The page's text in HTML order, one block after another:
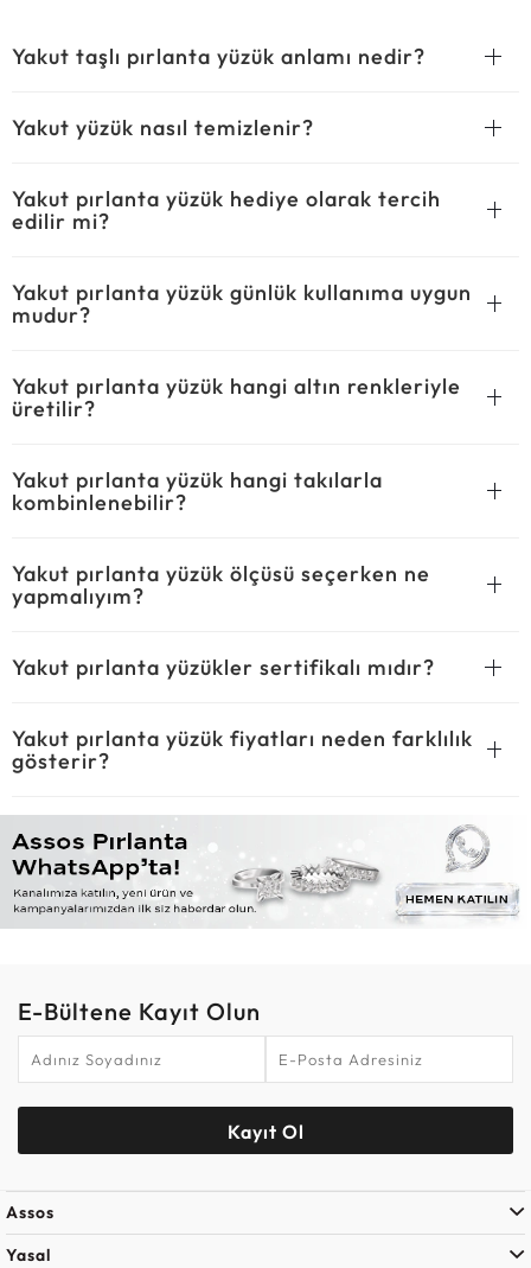
Yakut taşlı pırlanta yüzük anlamı nedir?
Yakut yüzük nasıl temizlenir?
Yakut pırlanta yüzük hediye olarak tercih
edilir mi?
Yakut pırlanta yüzük günlük kullanıma uygun
mudur?
Yakut pırlanta yüzük hangi altın renkleriyle
üretilir?
Yakut pırlanta yüzük hangi takılarla
kombinlenebilir?
Yakut pırlanta yüzük ölçüsü seçerken ne
yapmalıyım?
Yakut pırlanta yüzükler sertifikalı mıdır?
Yakut pırlanta yüzük fiyatları neden farklılık
gösterir?
E-Bültene Kayıt Olun
Kayıt Ol
Assos
Yasal